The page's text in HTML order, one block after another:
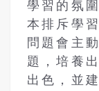
學習的氛
本排斥學
問題會主
題，培養
出色，並